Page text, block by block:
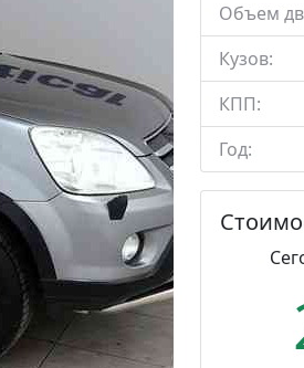
Объем
Кузов:
КПП:
Год: